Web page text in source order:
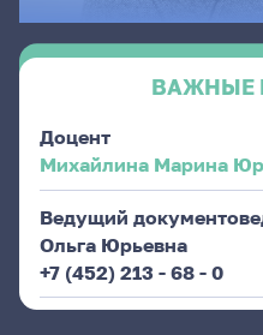
ВАЖНЫЕ
Доцент
Михайлина Марина
Ведущий
Ольга Юрьевна
+7 (452) 213 - 68 - 0